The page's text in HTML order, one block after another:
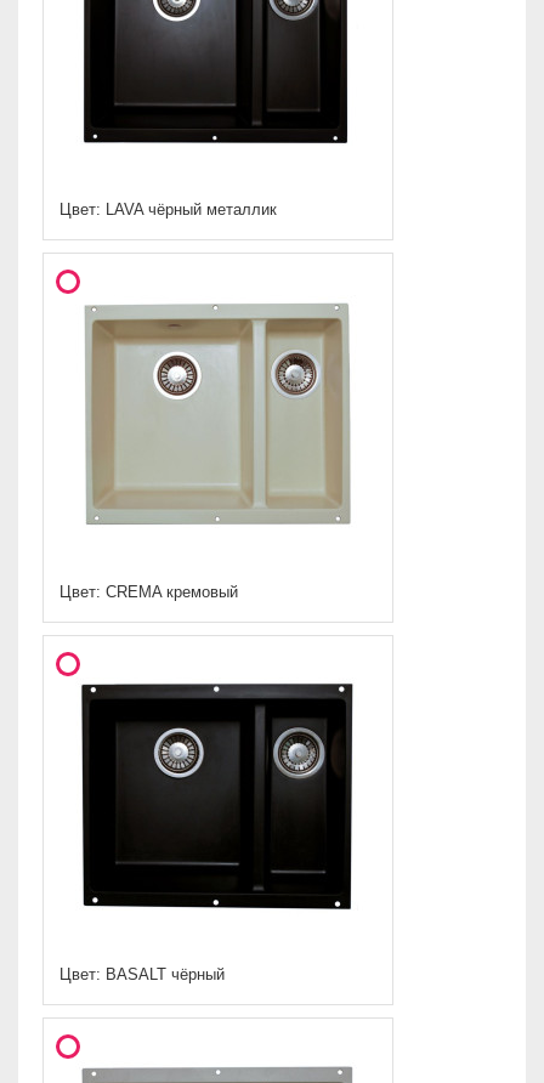
Цвет: LAVA чёрный металлик
Цвет: CREMA кремовый
Цвет: BASALT чёрный